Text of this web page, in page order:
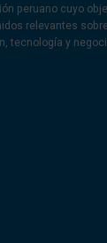
peruano cuyo
relevantes
tecnología y